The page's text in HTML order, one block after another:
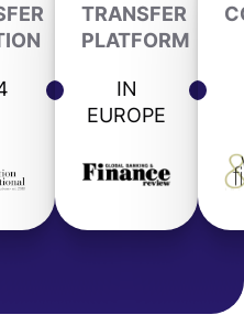
TRANSFER
PLATFORM
IN
EUROPE